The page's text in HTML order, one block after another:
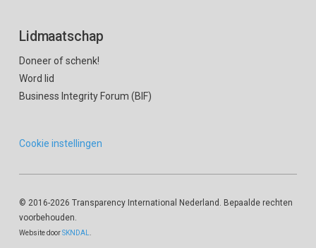
Lidmaatschap
Doneer of schenk!
Word lid
Business Integrity Forum (BIF)
Cookie instellingen
© 2016-2026 Transparency International Nederland. Bepaalde rechten
voorbehouden.
Website doorSKNDAL.